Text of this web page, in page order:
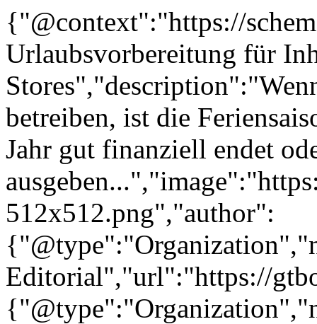
{"@context":"https://
Urlaubsvorbereitung für
betreiben, ist die
Jahr gut finanziell endet
512x512.png","author":
Editorial","url":"https://